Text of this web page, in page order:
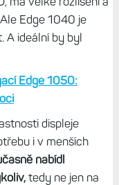
Edge 1040 je
A ideální by byl
Edge 1050:
displeje
i v menších
nabídl
tedy ne jen na